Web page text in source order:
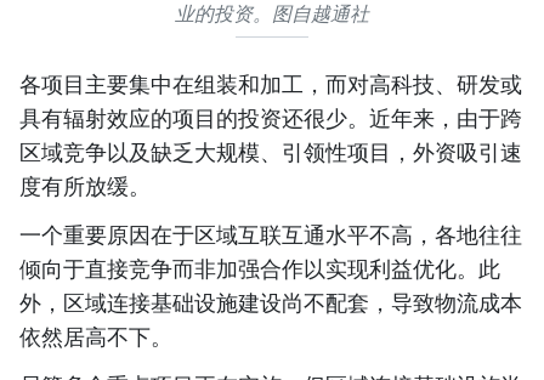
业的投资。图自越通社
各项目主要集中在组装和加工，而对高科技、研发或
具有辐射效应的项目的投资还很少。近年来，由于跨
区域竞争以及缺乏大规模、引领性项目，外资吸引速
度有所放缓。
一个重要原因在于区域互联互通水平不高，各地往往
倾向于直接竞争而非加强合作以实现利益优化。此
外，区域连接基础设施建设尚不配套，导致物流成本
依然居高不下。